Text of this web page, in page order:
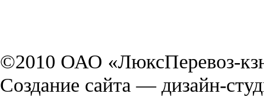
©2010 ОАО «ЛюксПеревоз-
Создание сайта — дизайн-